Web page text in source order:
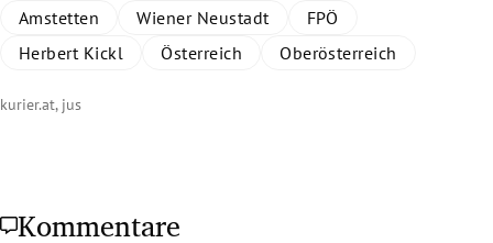
Amstetten Wiener Neustadt
FPÖ
Herbert Kickl
Österreich Oberösterreich
kurier.at, jus
Kommentare